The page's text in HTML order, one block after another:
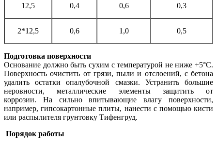
12,5 0,4 0,6 0,3
2*12,5 0,6 1,0 0,5
Подготовка поверхности
Основание должно быть сухим с температурой не ниже +5°С.
Поверхность очистить от грязи, пыли и отслоений, с бетона
удалить остатки опалубочной смазки. Устранить большие
неровности, металлические элементы защитить от
коррозии. На сильно впитывающие влагу поверхности,
например, гипсокартонные плиты, нанести с помощью кисти
или распылителя грунтовку Тифенгруд.
Порядок работы